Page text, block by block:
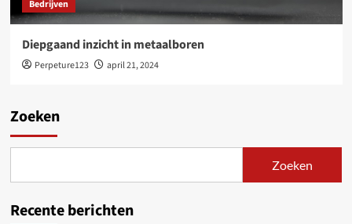
Bedrijven
Diepgaand inzicht in metaalboren
Perpeture123 april 21, 2024
Zoeken
Zoeken
Recente berichten